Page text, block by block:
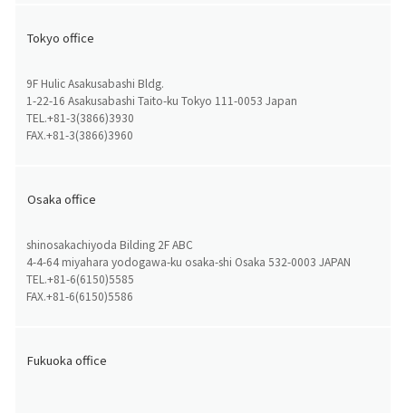
Tokyo office
9F Hulic Asakusabashi Bldg.
1-22-16 Asakusabashi Taito-ku Tokyo 111-0053 Japan
TEL.+81-3(3866)3930
FAX.+81-3(3866)3960
Osaka office
shinosakachiyoda Bilding 2F ABC
4-4-64 miyahara yodogawa-ku osaka-shi Osaka 532-0003 JAPAN
TEL.+81-6(6150)5585
FAX.+81-6(6150)5586
Fukuoka office